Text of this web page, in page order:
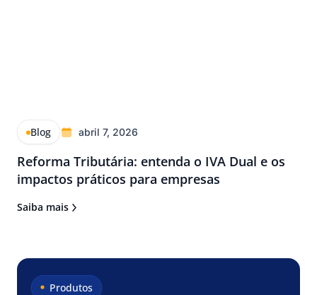
Blog abril 7, 2026
Reforma Tributária: entenda o IVA Dual e os
impactos práticos para empresas
Saiba mais
Produtos